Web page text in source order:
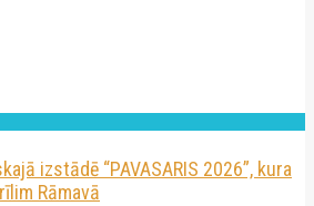
izstādē “PAVASARIS 2026”, kura
Rāmavā